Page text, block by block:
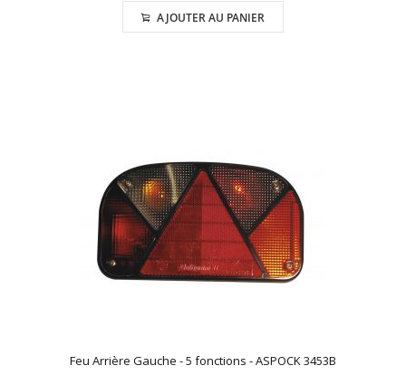
AJOUTER AU PANIER
Feu Arrière Gauche - 5 fonctions - ASPOCK 3453B